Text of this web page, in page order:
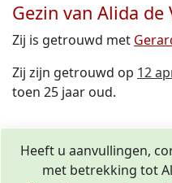
Gezin van Alida de
Zij is getrouwd met
Zij zijn getrouwd op 12
toen 25 jaar oud.
Heeft u aanvullingen,
met betrekking tot